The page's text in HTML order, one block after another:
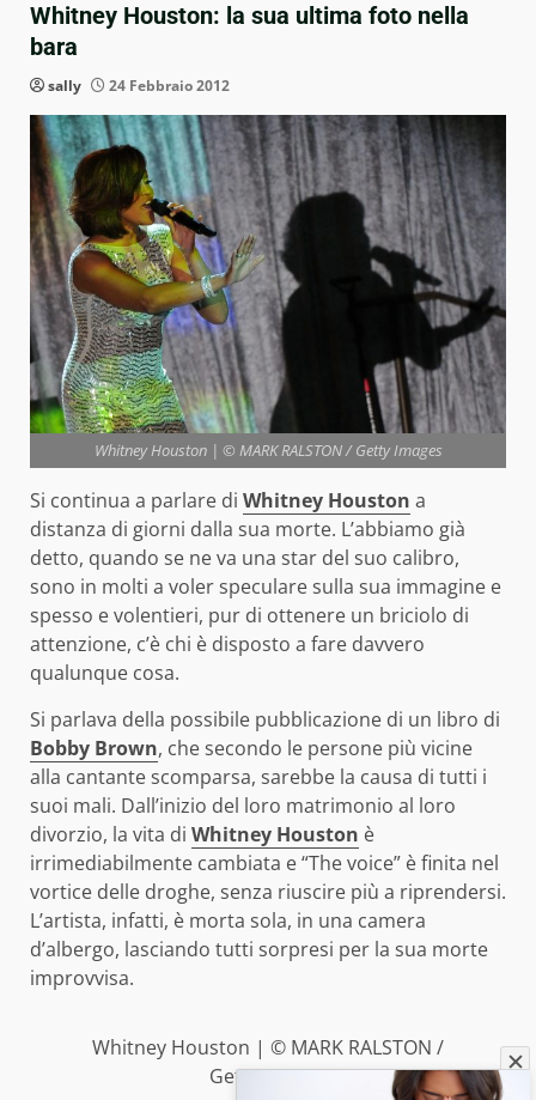
Whitney Houston: la sua ultima foto nella
bara
sally 24 Febbraio 2012
Whitney Houston | © MARK RALSTON / Getty Images
Si continua a parlare di Whitney Houston a
distanza di giorni dalla sua morte. L’abbiamo già
detto, quando se ne va una star del suo calibro,
sono in molti a voler speculare sulla sua immagine e
spesso e volentieri, pur di ottenere un briciolo di
attenzione, c’è chi è disposto a fare davvero
qualunque cosa.
Si parlava della possibile pubblicazione di un libro di
Bobby Brown, che secondo le persone più vicine
alla cantante scomparsa, sarebbe la causa di tutti i
suoi mali. Dall’inizio del loro matrimonio al loro
divorzio, la vita di Whitney Houston è
irrimediabilmente cambiata e “The voice” è finita nel
vortice delle droghe, senza riuscire più a riprendersi.
L’artista, infatti, è morta sola, in una camera
d’albergo, lasciando tutti sorpresi per la sua morte
improvvisa.
Whitney Houston | © MARK RALSTON /
Getty Images